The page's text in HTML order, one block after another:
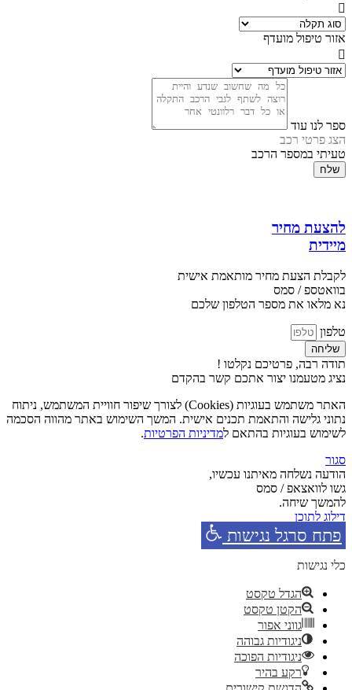
אזור טיפול מועדף
ספר לנו עוד
הצג פרטי רכב
טעיתי במספר הרכב
שלח
להצעת מחיר
מיידית
לקבלת הצעת מחיר מותאמת אישית
בוואטספ / סמס
נא מלאו את מספר הטלפון שלכם
טלפון
שליחה
תודה רבה, פרטיכם נקלטו !
נציג מטעמנו יצור אתכם קשר בהקדם
האתר משתמש בעוגיות (Cookies) לצורך שיפור חוויית המשתמש, ניתוח
נתוני גלישה והתאמת תכנים אישית. המשך השימוש באתר מהווה הסכמה
לשימוש בעוגיות בהתאם למדיניות הפרטיות.
סגור
הודעה נשלחה מאיתנו עכשיו,
גשו לוואצאפ / סמס
להמשך שיחה.
דילוג לתוכן
פתח סרגל נגישות
כלי נגישות
הגדל טקסט
הקטן טקסט
גווני אפור
ניגודיות גבוהה
ניגודיות הפוכה
רקע בהיר